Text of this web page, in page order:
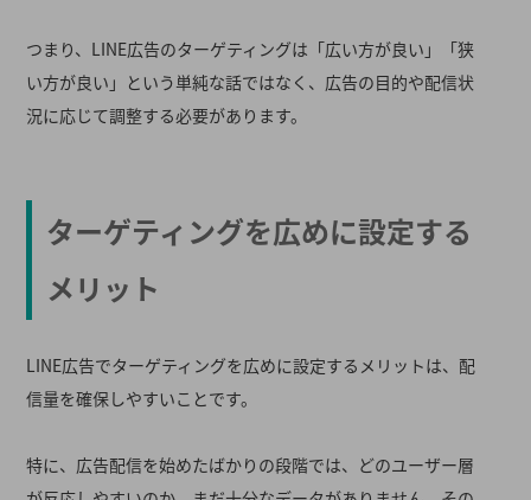
つまり、LINE広告のターゲティングは「広い方が良い」「狭
い方が良い」という単純な話ではなく、広告の目的や配信状
況に応じて調整する必要があります。
ターゲティングを広めに設定する
メリット
LINE広告でターゲティングを広めに設定するメリットは、配
信量を確保しやすいことです。
特に、広告配信を始めたばかりの段階では、どのユーザー層